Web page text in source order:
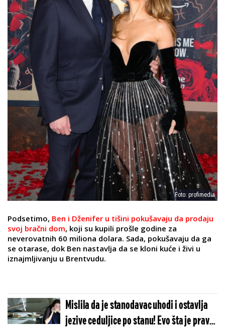
Foto: profimedia
Podsetimo, Ben i Dženifer u tišini pokušavaju da prodaju
svoj bračni dom, koji su kupili prošle godine za
neverovatnih 60 miliona dolara. Sada, pokušavaju da ga
se otarase, dok Ben nastavlja da se kloni kuće i živi u
iznajmljivanju u Brentvudu.
Mislila da je stanodavac uhodi i ostavlja
jezive ceduljice po stanu! Evo šta je prava